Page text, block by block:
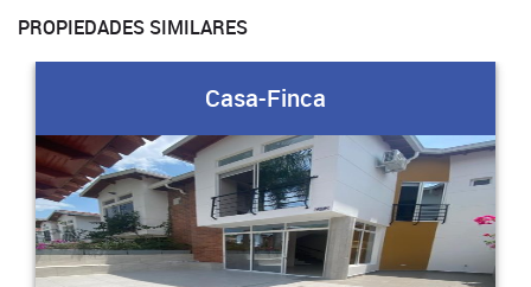
PROPIEDADES SIMILARES
Casa-Finca